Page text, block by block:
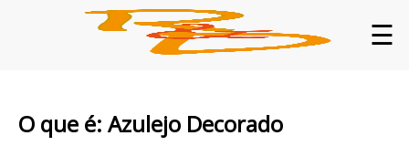
☰
O que é: Azulejo Decorado